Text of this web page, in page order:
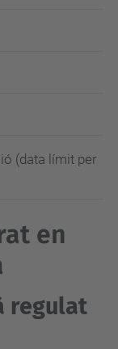
(data límit per
en
regulat